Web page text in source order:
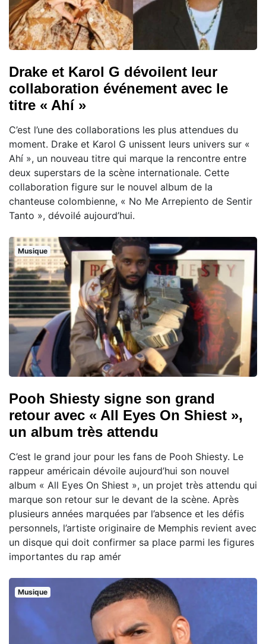
Drake et Karol G dévoilent leur
collaboration événement avec le
titre « Ahí »
C’est l’une des collaborations les plus attendues du
moment. Drake et Karol G unissent leurs univers sur «
Ahí », un nouveau titre qui marque la rencontre entre
deux superstars de la scène internationale. Cette
collaboration figure sur le nouvel album de la
chanteuse colombienne, « No Me Arrepiento de Sentir
Tanto », dévoilé aujourd’hui.
Musique
Pooh Shiesty signe son grand
retour avec « All Eyes On Shiest »,
un album très attendu
C’est le grand jour pour les fans de Pooh Shiesty. Le
rappeur américain dévoile aujourd’hui son nouvel
album « All Eyes On Shiest », un projet très attendu qui
marque son retour sur le devant de la scène. Après
plusieurs années marquées par l’absence et les défis
personnels, l’artiste originaire de Memphis revient avec
un disque qui doit confirmer sa place parmi les figures
importantes du rap amér
Musique